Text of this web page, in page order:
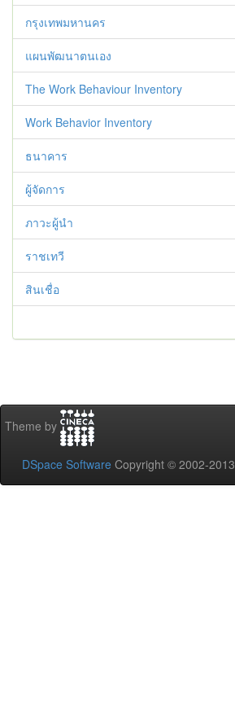
กรุงเทพมหานคร
แผนพัฒนาตนเอง
The Work Behaviour Inventory
Work Behavior Inventory
ธนาคาร
ผู้จัดการ
ภาวะผู้นำ
ราชเทวี
สินเชื่อ
Theme by
DSpace Software Copyright © 2002-2013